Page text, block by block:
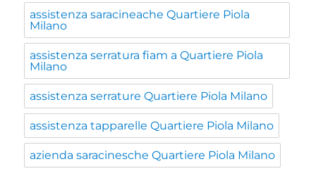
assistenza saracineache Quartiere Piola
Milano
assistenza serratura fiam a Quartiere Piola
Milano
assistenza serrature Quartiere Piola Milano
assistenza tapparelle Quartiere Piola Milano
azienda saracinesche Quartiere Piola Milano